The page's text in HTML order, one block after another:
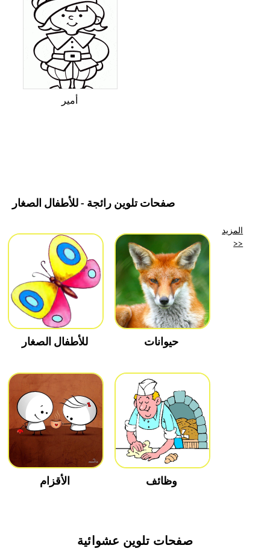
أمير
صفحات تلوين رائجة - للأطفال الصغار
للأطفال الصغار حيوانات
الأقزام وظائف
المزيد
>>
صفحات تلوين عشوائية